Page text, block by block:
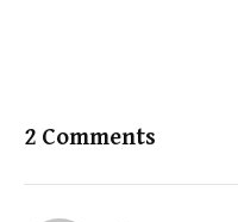
2 Comments